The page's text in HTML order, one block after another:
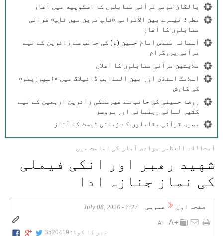
بالکان قومی قرآنی مقابلوں کا اسکوپیه میں آغاز
قطر؛ تیسرے بین الاقوامی «ٹاپ ترین میں ٹاپ» قرانی
مقابلوں کا آغاز
آستانہ مقدس امام حسین (ع) کی جانب سے زائرین کے لیے
قرآنی پروگرام
ملایشین قرآنی مقابلوں کا اعلان
اسلامک اسٹڈی اور بین المذاہب ڈائیلاگ میں «اسپوزیتو»
کی کاوش
روضۂ حسینی کی جانب سے غیرملکی زائرینِ اربعین کے لیے
کثیر لسانی رہنمائی اور سروسز
مصری قرآنی مقابلوں کے زبانی ٹیسٹ کا آغاز
آیت‌الله العظمی جوادی آملی کی امامت میں
شهید رھبر اور انکی فیملی
کی نماز جنازہ ادا
صفحہ اول عمومی 7:27 - July 08, 2026
خبر کا کوڈ: 3520419